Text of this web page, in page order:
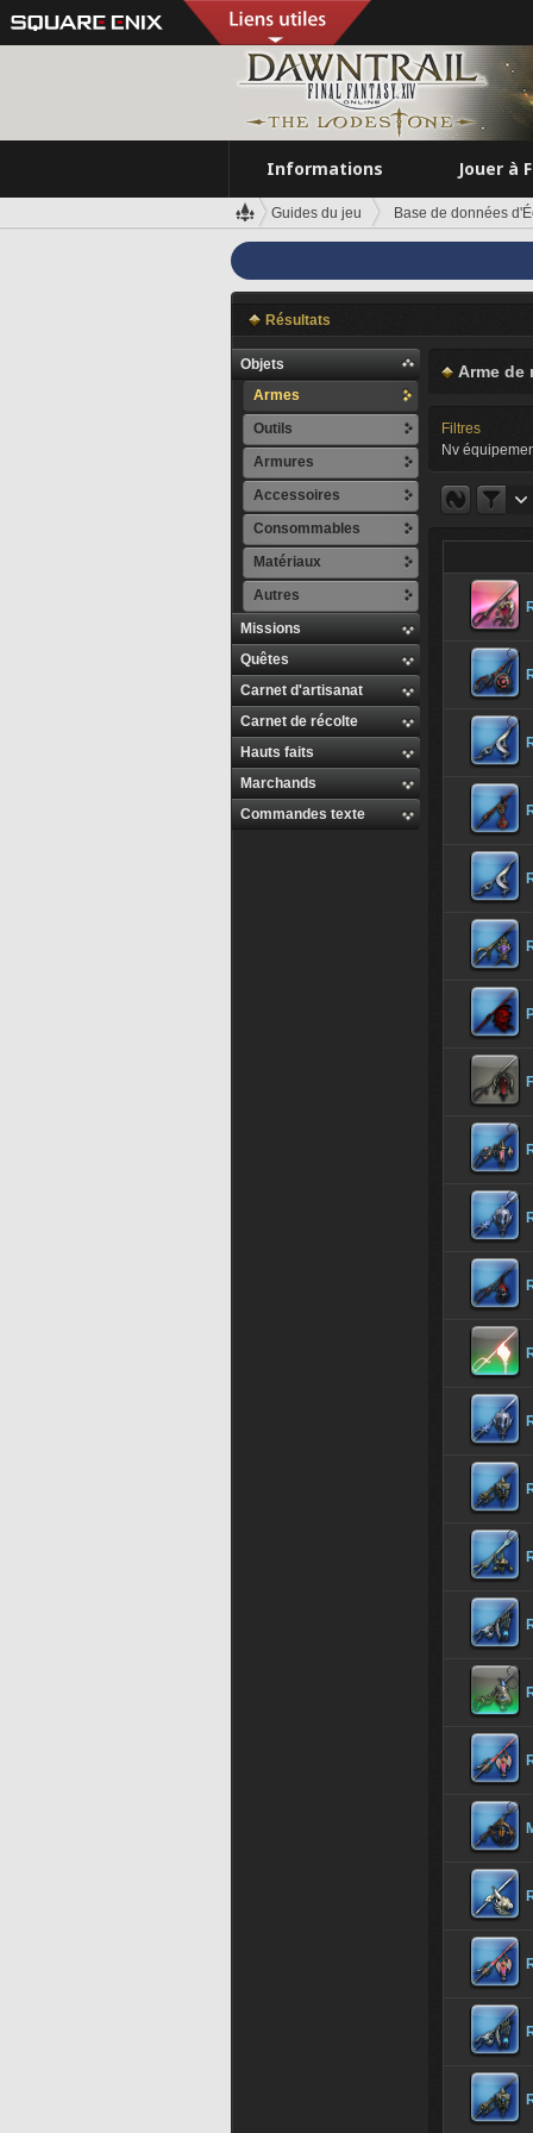
Informations Jouer à
Guides du jeu Base de données
Résultats
Objets
Armes
Outils
Armures
Accessoires
Consommables
Matériaux
Autres
Missions
Quêtes
Carnet d'artisanat
Carnet de récolte
Hauts faits
Marchands
Commandes texte
Arme de
Filtres
Nv